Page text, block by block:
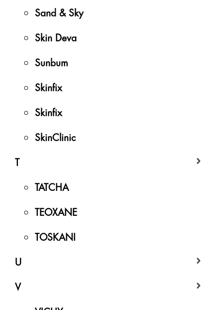
Sand & Sky
Skin Deva
Sunbum
Skinfix
Skinfix
SkinClinic
T
TATCHA
TEOXANE
TOSKANI
U
V